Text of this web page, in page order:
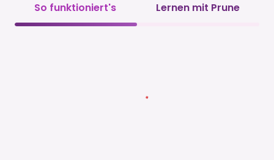
So funktioniert's Lernen mit Prune